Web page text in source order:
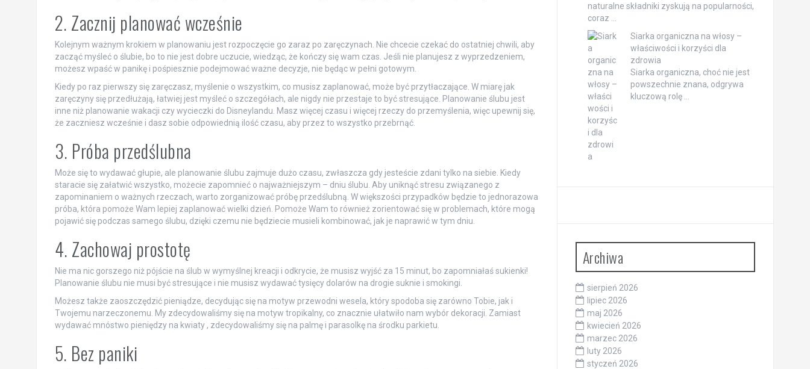
2. Zacznij planować wcześnie
Kolejnym ważnym krokiem w planowaniu jest rozpoczęcie go zaraz po zaręczynach. Nie chcecie czekać do ostatniej chwili, aby
zacząć myśleć o ślubie, bo to nie jest dobre uczucie, wiedząc, że kończy się wam czas. Jeśli nie planujesz z wyprzedzeniem,
możesz wpaść w panikę i pośpiesznie podejmować ważne decyzje, nie będąc w pełni gotowym.
Kiedy po raz pierwszy się zaręczasz, myślenie o wszystkim, co musisz zaplanować, może być przytłaczające. W miarę jak
zaręczyny się przedłużają, łatwiej jest myśleć o szczegółach, ale nigdy nie przestaje to być stresujące. Planowanie ślubu jest
inne niż planowanie wakacji czy wycieczki do Disneylandu. Masz więcej czasu i więcej rzeczy do przemyślenia, więc upewnij się,
że zaczniesz wcześnie i dasz sobie odpowiednią ilość czasu, aby przez to wszystko przebrnąć.
3. Próba przedślubna
Może się to wydawać głupie, ale planowanie ślubu zajmuje dużo czasu, zwłaszcza gdy jesteście zdani tylko na siebie. Kiedy
staracie się załatwić wszystko, możecie zapomnieć o najważniejszym – dniu ślubu. Aby uniknąć stresu związanego z
zapominaniem o ważnych rzeczach, warto zorganizować próbę przedślubną. W większości przypadków będzie to jednorazowa
próba, która pomoże Wam lepiej zaplanować wielki dzień. Pomoże Wam to również zorientować się w problemach, które mogą
pojawić się podczas samego ślubu, dzięki czemu nie będziecie musieli kombinować, jak je naprawić w tym dniu.
4. Zachowaj prostotę
Nie ma nic gorszego niż pójście na ślub w wymyślnej kreacji i odkrycie, że musisz wyjść za 15 minut, bo zapomniałaś sukienki!
Planowanie ślubu nie musi być stresujące i nie musisz wydawać tysięcy dolarów na drogie suknie i smokingi.
Możesz także zaoszczędzić pieniądze, decydując się na motyw przewodni wesela, który spodoba się zarówno Tobie, jak i
Twojemu narzeczonemu. My zdecydowaliśmy się na motyw tropikalny, co znacznie ułatwiło nam wybór dekoracji. Zamiast
wydawać mnóstwo pieniędzy na kwiaty , zdecydowaliśmy się na palmę i parasolkę na środku parkietu.
5. Bez paniki
naturalne składniki zyskują na popularności,
coraz …
Siarka organiczna na włosy –
właściwości i korzyści dla
zdrowia
Siarka organiczna, choć nie jest
powszechnie znana, odgrywa
kluczową rolę …
Archiwa
sierpień 2026
lipiec 2026
maj 2026
kwiecień 2026
marzec 2026
luty 2026
styczeń 2026